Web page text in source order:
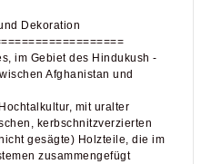
Dekoration
im Gebiet des Hindukush -
Afghanistan und
mit uralter
kerbschnitzverzierten
gesägte) Holzteile, die im
zusammengefügt